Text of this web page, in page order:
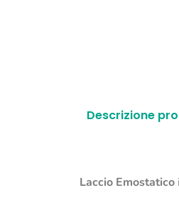
Descrizione
Laccio Emostatico